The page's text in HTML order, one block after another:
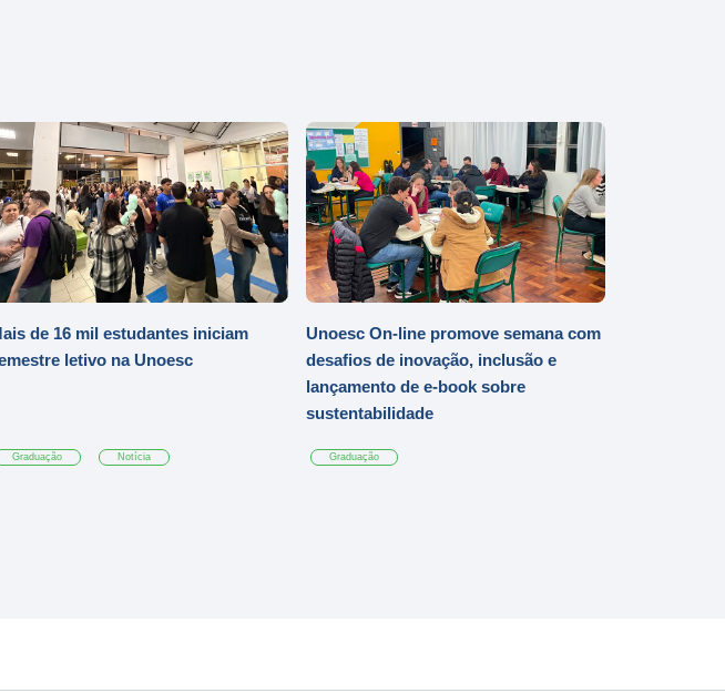
de 16 mil estudantes iniciam
letivo na Unoesc
Graduação Notícia
Unoesc On-line promove semana com
desafios de inovação, inclusão e
lançamento de e-book sobre
sustentabilidade
Graduação